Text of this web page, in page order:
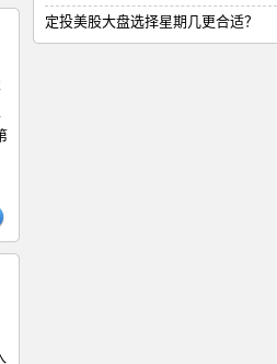
定投美股大盘选择星期几更合适？